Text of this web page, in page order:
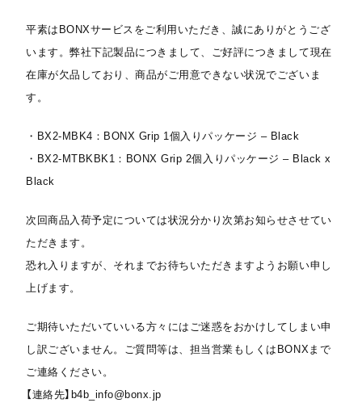
平素はBONXサービスをご利用いただき、誠にありがとうござ
います。弊社下記製品につきまして、ご好評につきまして現在
在庫が欠品しており、商品がご用意できない状況でございま
す。
・BX2-MBK4：BONX Grip 1個入りパッケージ – Black
・BX2-MTBKBK1：BONX Grip 2個入りパッケージ – Black x
Black
次回商品入荷予定については状況分かり次第お知らせさせてい
ただきます。
恐れ入りますが、それまでお待ちいただきますようお願い申し
上げます。
ご期待いただいていいる方々にはご迷惑をおかけしてしまい申
し訳ございません。ご質問等は、担当営業もしくはBONXまで
ご連絡ください。
【連絡先】b4b_info@bonx.jp